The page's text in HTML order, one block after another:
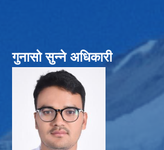
गुनासो सुन्ने अधिकारी